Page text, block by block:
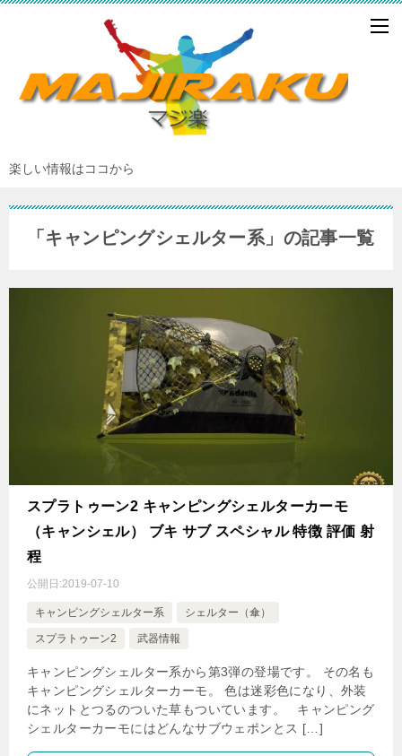
楽しい情報はココから
「キャンピングシェルター系」の記事一覧
スプラトゥーン2 キャンピングシェルターカーモ
（キャンシェル） ブキ サブ スペシャル 特徴 評価 射
程
公開日:2019-07-10
キャンピングシェルター系 シェルター（傘）
スプラトゥーン2 武器情報
キャンピングシェルター系から第3弾の登場です。 その名も
キャンピングシェルターカーモ。 色は迷彩色になり、外装
にネットとつるのついた草もついています。 キャンピング
シェルターカーモにはどんなサブウェポンとス […]